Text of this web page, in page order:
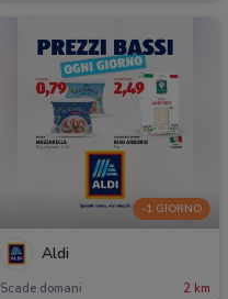
-1 GIORNO
Aldi
Scade domani 2 km